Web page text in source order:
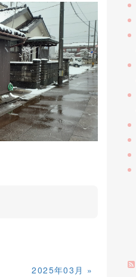
2025年03月 »